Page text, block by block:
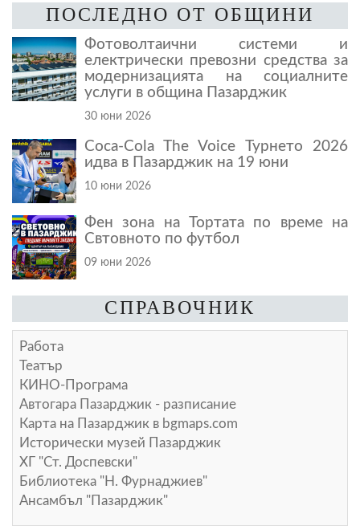
ПОСЛЕДНО ОТ ОБЩИНИ
Фотоволтаични системи и
електрически превозни средства за
модернизацията на социалните
услуги в община Пазарджик
30 юни 2026
Coca-Cola The Voice Турнето 2026
идва в Пазарджик на 19 юни
10 юни 2026
Фен зона на Тортата по време на
Свтовното по футбол
09 юни 2026
СПРАВОЧНИК
Работа
Театър
КИНО-Програма
Автогара Пазарджик - разписание
Карта на Пазарджик в bgmaps.com
Исторически музей Пазарджик
ХГ "Ст. Доспевски"
Библиотека "Н. Фурнаджиев"
Ансамбъл "Пазарджик"